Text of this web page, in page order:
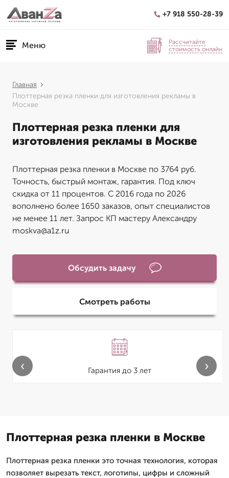
+7 918 550-28-39
Меню
Рассчитайте
стоимость онлайн
Главная
Плоттерная резка пленки для изготовления рекламы в
Москве
Плоттерная резка пленки для
изготовления рекламы в Москве
Плоттерная резка пленки в Москве по 3764 руб.
Точность, быстрый монтаж, гарантия. Под ключ
скидка от 11 процентов. С 2016 года по 2026
вополнено более 1650 заказов, опыт специалистов
не менее 11 лет. Запрос КП мастеру Александру
moskva@a1z.ru
Обсудить задачу
Смотреть работы
Гарантия до 3 лет
‹ ›
Плоттерная резка пленки в Москве
Плоттерная резка пленки это точная технология, которая
позволяет вырезать текст, логотипы, цифры и сложный